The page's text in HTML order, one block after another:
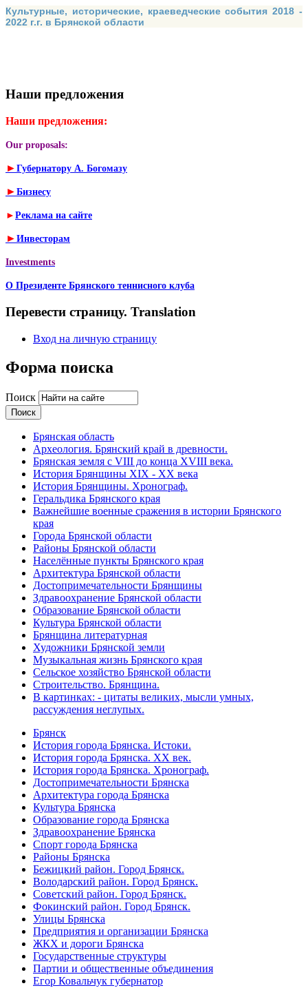
Культурные, исторические, краеведческие события 2018 -
2022 г.г. в Брянской области
Наши предложения
Наши предложения:
Our proposals:
► Губернатору А. Богомазу
► Бизнесу
► Реклама на сайте
► Инвесторам
Investments
О Президенте Брянского теннисного клуба
Перевести страницу. Translation
Вход на личную страницу
Форма поиска
Поиск
Брянская область
Археология. Брянский край в древности.
Брянская земля с VIII до конца XVIII века.
История Брянщины XIX - XX века
История Брянщины. Хронограф.
Геральдика Брянского края
Важнейшие военные сражения в истории Брянского
края
Города Брянской области
Районы Брянской области
Населённые пункты Брянского края
Архитектура Брянской области
Достопримечательности Брянщины
Здравоохранение Брянской области
Образование Брянской области
Культура Брянской области
Брянщина литературная
Художники Брянской земли
Музыкальная жизнь Брянского края
Сельское хозяйство Брянской области
Строительство. Брянщина.
В картинках: - цитаты великих, мысли умных,
рассуждения неглупых.
Брянск
История города Брянска. Истоки.
История города Брянска. XX век.
История города Брянска. Хронограф.
Достопримечательности Брянска
Архитектура города Брянска
Культура Брянска
Образование города Брянска
Здравоохранение Брянска
Спорт города Брянска
Районы Брянска
Бежицкий район. Город Брянск.
Володарский район. Город Брянск.
Советский район. Город Брянск.
Фокинский район. Город Брянск.
Улицы Брянска
Предприятия и организации Брянска
ЖКХ и дороги Брянска
Государственные структуры
Партии и общественные объединения
Егор Ковальчук губернатор